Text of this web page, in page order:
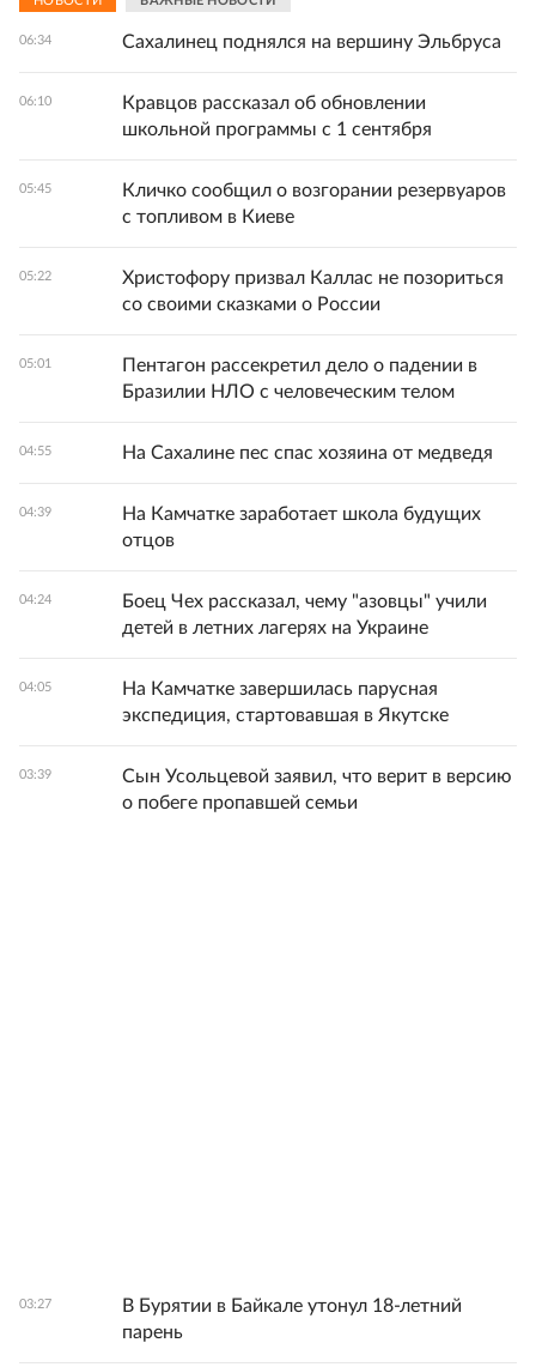
06:34 Сахалинец поднялся на вершину Эльбруса
06:10
Кравцов рассказал об обновлении
школьной программы с 1 сентября
05:45
Кличко сообщил о возгорании резервуаров
с топливом в Киеве
05:22
Христофору призвал Каллас не позориться
со своими сказками о России
05:01
Пентагон рассекретил дело о падении в
Бразилии НЛО с человеческим телом
04:55 На Сахалине пес спас хозяина от медведя
04:39
На Камчатке заработает школа будущих
отцов
04:24
Боец Чех рассказал, чему "азовцы" учили
детей в летних лагерях на Украине
04:05
На Камчатке завершилась парусная
экспедиция, стартовавшая в Якутске
03:39
Сын Усольцевой заявил, что верит в версию
о побеге пропавшей семьи
03:27
В Бурятии в Байкале утонул 18-летний
парень